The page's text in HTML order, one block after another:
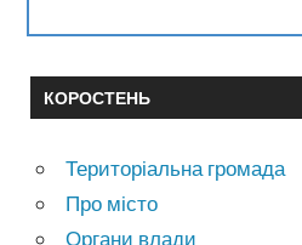
КОРОСТЕНЬ
Територіальна громада
Про місто
Органи влади